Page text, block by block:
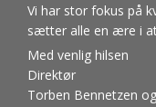
Vi har stor fokus på
sætter alle en ære i
Med venlig hilsen
Direktør
Torben Bennetzen